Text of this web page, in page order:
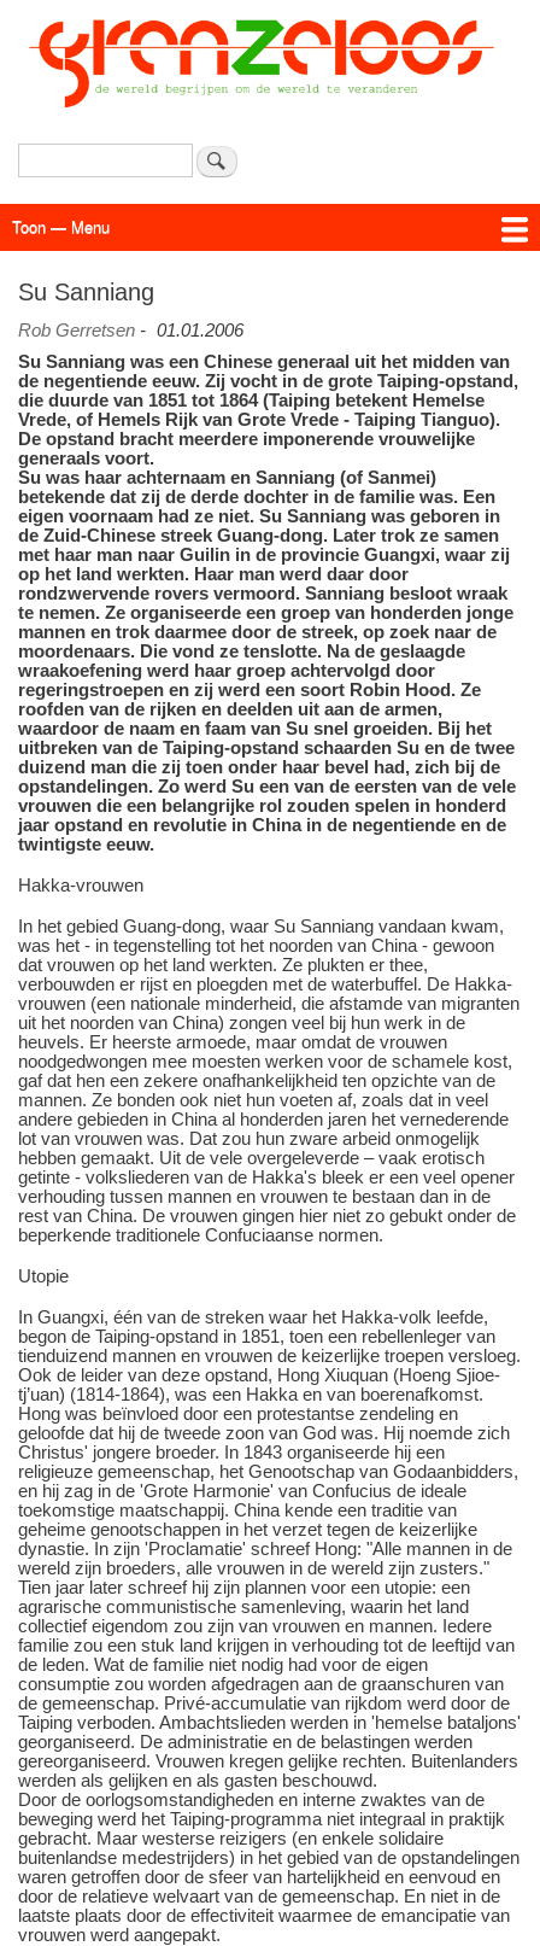
Overslaan
en
naar
de
Zoeken
Menu
Toon — Menu
Su Sanniang
Rob Gerretsen - 01.01.2006
Su Sanniang was een Chinese generaal uit het midden van
de negentiende eeuw. Zij vocht in de grote Taiping-opstand,
die duurde van 1851 tot 1864 (Taiping betekent Hemelse
Vrede, of Hemels Rijk van Grote Vrede - Taiping Tianguo).
De opstand bracht meerdere imponerende vrouwelijke
generaals voort.
Su was haar achternaam en Sanniang (of Sanmei)
betekende dat zij de derde dochter in de familie was. Een
eigen voornaam had ze niet. Su Sanniang was geboren in
de Zuid-Chinese streek Guang-dong. Later trok ze samen
met haar man naar Guilin in de provincie Guangxi, waar zij
op het land werkten. Haar man werd daar door
rondzwervende rovers vermoord. Sanniang besloot wraak
te nemen. Ze organiseerde een groep van honderden jonge
mannen en trok daarmee door de streek, op zoek naar de
moordenaars. Die vond ze tenslotte. Na de geslaagde
wraakoefening werd haar groep achtervolgd door
regeringstroepen en zij werd een soort Robin Hood. Ze
roofden van de rijken en deelden uit aan de armen,
waardoor de naam en faam van Su snel groeiden. Bij het
uitbreken van de Taiping-opstand schaarden Su en de twee
duizend man die zij toen onder haar bevel had, zich bij de
opstandelingen. Zo werd Su een van de eersten van de vele
vrouwen die een belangrijke rol zouden spelen in honderd
jaar opstand en revolutie in China in de negentiende en de
twintigste eeuw.
Hakka-vrouwen
In het gebied Guang-dong, waar Su Sanniang vandaan kwam,
was het - in tegenstelling tot het noorden van China - gewoon
dat vrouwen op het land werkten. Ze plukten er thee,
verbouwden er rijst en ploegden met de waterbuffel. De Hakka-
vrouwen (een nationale minderheid, die afstamde van migranten
uit het noorden van China) zongen veel bij hun werk in de
heuvels. Er heerste armoede, maar omdat de vrouwen
noodgedwongen mee moesten werken voor de schamele kost,
gaf dat hen een zekere onafhankelijkheid ten opzichte van de
mannen. Ze bonden ook niet hun voeten af, zoals dat in veel
andere gebieden in China al honderden jaren het vernederende
lot van vrouwen was. Dat zou hun zware arbeid onmogelijk
hebben gemaakt. Uit de vele overgeleverde – vaak erotisch
getinte - volksliederen van de Hakka's bleek er een veel opener
verhouding tussen mannen en vrouwen te bestaan dan in de
rest van China. De vrouwen gingen hier niet zo gebukt onder de
beperkende traditionele Confuciaanse normen.
Utopie
In Guangxi, één van de streken waar het Hakka-volk leefde,
begon de Taiping-opstand in 1851, toen een rebellenleger van
tienduizend mannen en vrouwen de keizerlijke troepen versloeg.
Ook de leider van deze opstand, Hong Xiuquan (Hoeng Sjioe-
tj’uan) (1814-1864), was een Hakka en van boerenafkomst.
Hong was beïnvloed door een protestantse zendeling en
geloofde dat hij de tweede zoon van God was. Hij noemde zich
Christus' jongere broeder. In 1843 organiseerde hij een
religieuze gemeenschap, het Genootschap van Godaanbidders,
en hij zag in de 'Grote Harmonie' van Confucius de ideale
toekomstige maatschappij. China kende een traditie van
geheime genootschappen in het verzet tegen de keizerlijke
dynastie. In zijn 'Proclamatie' schreef Hong: "Alle mannen in de
wereld zijn broeders, alle vrouwen in de wereld zijn zusters."
Tien jaar later schreef hij zijn plannen voor een utopie: een
agrarische communistische samenleving, waarin het land
collectief eigendom zou zijn van vrouwen en mannen. Iedere
familie zou een stuk land krijgen in verhouding tot de leeftijd van
de leden. Wat de familie niet nodig had voor de eigen
consumptie zou worden afgedragen aan de graanschuren van
de gemeenschap. Privé-accumulatie van rijkdom werd door de
Taiping verboden. Ambachtslieden werden in 'hemelse bataljons'
georganiseerd. De administratie en de belastingen werden
gereorganiseerd. Vrouwen kregen gelijke rechten. Buitenlanders
werden als gelijken en als gasten beschouwd.
Door de oorlogsomstandigheden en interne zwaktes van de
beweging werd het Taiping-programma niet integraal in praktijk
gebracht. Maar westerse reizigers (en enkele solidaire
buitenlandse medestrijders) in het gebied van de opstandelingen
waren getroffen door de sfeer van hartelijkheid en eenvoud en
door de relatieve welvaart van de gemeenschap. En niet in de
laatste plaats door de effectiviteit waarmee de emancipatie van
vrouwen werd aangepakt.